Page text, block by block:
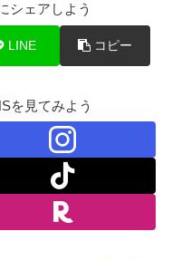
シェアしよう
LINE コピー
を見てみよう